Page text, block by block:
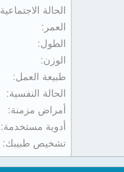
الحالة الاجتماعية
العمر
الطول
الوزن
طبيعة العمل
الحالة النفسية
أمراض مزمنة
أدوية مستخدمة
تشخيص طبيبك